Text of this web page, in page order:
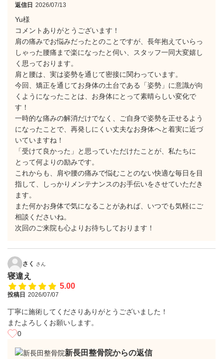
返信日 2026/07/13
Yu様
​コメントありがとうございます！
​肩の痛みでお悩みだったとのことですが、長年抱えていらっ
しゃった腰痛まで楽になったと伺い、スタッフ一同大変嬉し
く思っております。
​肩と腰は、実は姿勢を通じて密接に関わっています。
今回、矯正を通じてお身体の土台である「姿勢」に意識が向
くようになったことは、お身体にとって素晴らしい変化で
す！
一時的な痛みの解消だけでなく、ご自身で姿勢を正せるよう
になったことで、再発しにくい丈夫なお身体へと着実に近づ
いていますね！
​「受けて良かった」と思っていただけたことが、私たちに
とって何よりの励みです。
​これからも、肩や腰の痛みで悩むことのない快適な毎日を目
指して、しっかりメンテナンスのお手伝いをさせていただき
ます。
また何かお身体で気になることがあれば、いつでも気軽にご
相談くださいね。
​次回のご来院も心よりお待ちしております！
さく さん
寝違え
5.00
投稿日 2026/07/07
丁寧に施術してくださりありがとうございました！
またよろしくお願いします。
0
新長田整骨院からの返信